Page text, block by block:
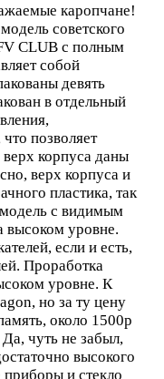
каропчане!
советского
CLUB с полным
собой
девять
в отдельный
позволяет
корпуса даны
верх корпуса и
пластика, так
с видимым
высоком уровне.
если и есть,
Проработка
уровне. К
но за ту цену
около 1500р
чуть не забыл,
высокого
и стекло